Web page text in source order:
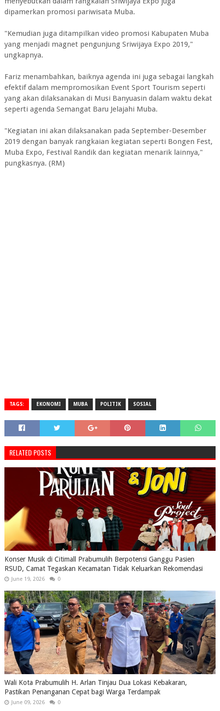
dipamerkan promosi pariwisata Muba.
"Kemudian juga ditampilkan video promosi Kabupaten Muba
yang menjadi magnet pengunjung Sriwijaya Expo 2019,"
ungkapnya.
Fariz menambahkan, baiknya agenda ini juga sebagai langkah
efektif dalam mempromosikan Event Sport Tourism seperti
yang akan dilaksanakan di Musi Banyuasin dalam waktu dekat
seperti agenda Semangat Baru Jelajahi Muba.
"Kegiatan ini akan dilaksanakan pada September-Desember
2019 dengan banyak rangkaian kegiatan seperti Bongen Fest,
Muba Expo, Festival Randik dan kegiatan menarik lainnya,"
pungkasnya. (RM)
TAGS: EKONOMI MUBA POLITIK SOSIAL
RELATED POSTS
Konser Musik di Citimall Prabumulih Berpotensi Ganggu Pasien
RSUD, Camat Tegaskan Kecamatan Tidak Keluarkan Rekomendasi
June 19, 2026 0
Wali Kota Prabumulih H. Arlan Tinjau Dua Lokasi Kebakaran,
Pastikan Penanganan Cepat bagi Warga Terdampak
June 09, 2026 0